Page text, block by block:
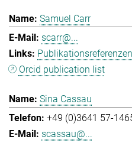
Samuel Carr
scarr@...
Publikationsreferenzen
Orcid publication list
Sina Cassau
+49 (0)3641 57-
scassau@...